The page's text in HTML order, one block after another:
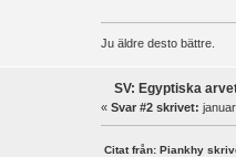
Ju äldre desto bättre.
SV: Egyptiska
« Svar #2 skrivet:
Citat från: Piankhy